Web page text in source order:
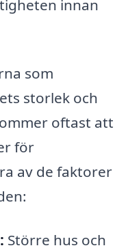
innan
som
storlek och
oftast att
för
av de faktorer
Större hus och